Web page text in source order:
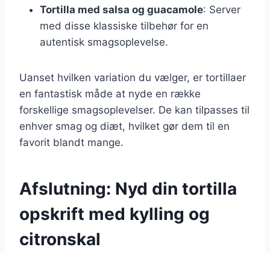
Tortilla med salsa og guacamole: Server
med disse klassiske tilbehør for en
autentisk smagsoplevelse.
Uanset hvilken variation du vælger, er tortillaer
en fantastisk måde at nyde en række
forskellige smagsoplevelser. De kan tilpasses til
enhver smag og diæt, hvilket gør dem til en
favorit blandt mange.
Afslutning: Nyd din tortilla
opskrift med kylling og
citronskal